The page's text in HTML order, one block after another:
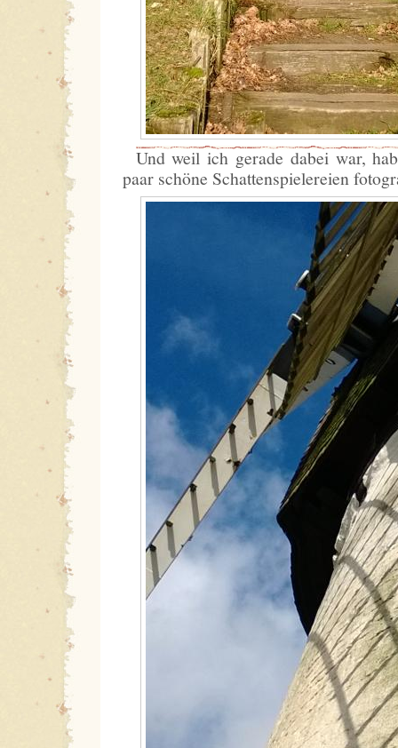
Und weil ich gerade dabei war,
paar schöne Schattenspielereien